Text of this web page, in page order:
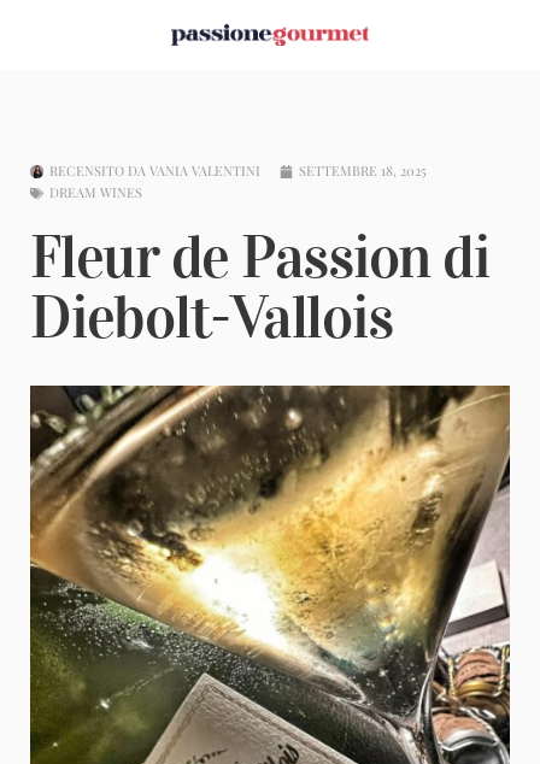
RECENSITO DA VANIA VALENTINI
SETTEMBRE 18, 2025
DREAM WINES
Fleur de Passion di
Diebolt-Vallois